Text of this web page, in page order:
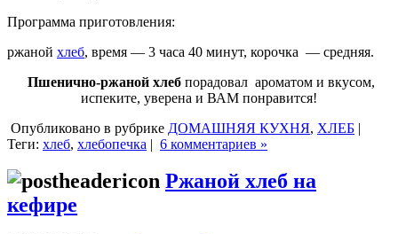
Программа приготовления:
ржаной хлеб, время — 3 часа 40 минут, корочка — средняя.
Пшенично-ржаной хлеб порадовал ароматом и вкусом,
испеките, уверена и ВАМ понравится!
Опубликовано в рубрике ДОМАШНЯЯ КУХНЯ, ХЛЕБ |
Теги: хлеб, хлебопечка | 6 комментариев »
Ржаной хлеб на
кефире